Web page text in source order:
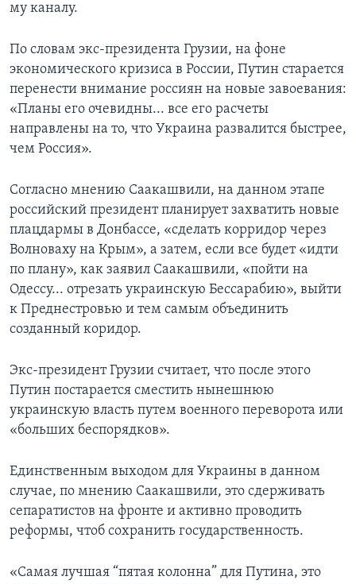
му каналу.
По словам экс-президента Грузии, на фоне
экономического кризиса в России, Путин старается
перенести внимание россиян на новые завоевания:
«Планы его очевидны... все его расчеты
направлены на то, что Украина развалится быстрее,
чем Россия».
Согласно мнению Саакашвили, на данном этапе
российский президент планирует захватить новые
плацдармы в Донбассе, «сделать корридор через
Волноваху на Крым», а затем, если все будет «идти
по плану», как заявил Саакашвили, «пойти на
Одессу... отрезать украинскую Бессарабию», выйти
к Преднестровью и тем самым объединить
созданный коридор.
Экс-президент Грузии считает, что после этого
Путин постарается сместить нынешнюю
украинскую власть путем военного переворота или
«больших беспорядков».
Единственным выходом для Украины в данном
случае, по мнению Саакашвили, это сдерживать
сепаратистов на фронте и активно проводить
реформы, чтоб сохранить государственность.
«Самая лучшая “пятая колонна” для Путина, это